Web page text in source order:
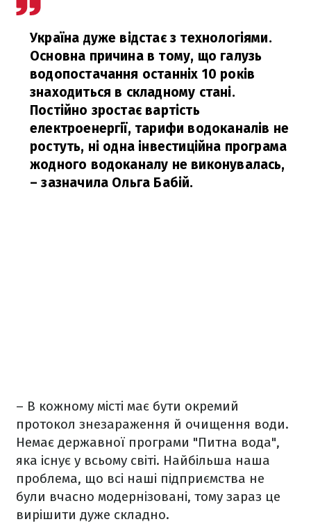
Україна дуже відстає з технологіями.
Основна причина в тому, що галузь
водопостачання останніх 10 років
знаходиться в складному стані.
Постійно зростає вартість
електроенергії, тарифи водоканалів не
ростуть, ні одна інвестиційна програма
жодного водоканалу не виконувалась,
– зазначила Ольга Бабій.
– В кожному місті має бути окремий
протокол знезараження й очищення води.
Немає державної програми "Питна вода",
яка існує у всьому світі. Найбільша наша
проблема, що всі наші підприємства не
були вчасно модернізовані, тому зараз це
вирішити дуже складно.